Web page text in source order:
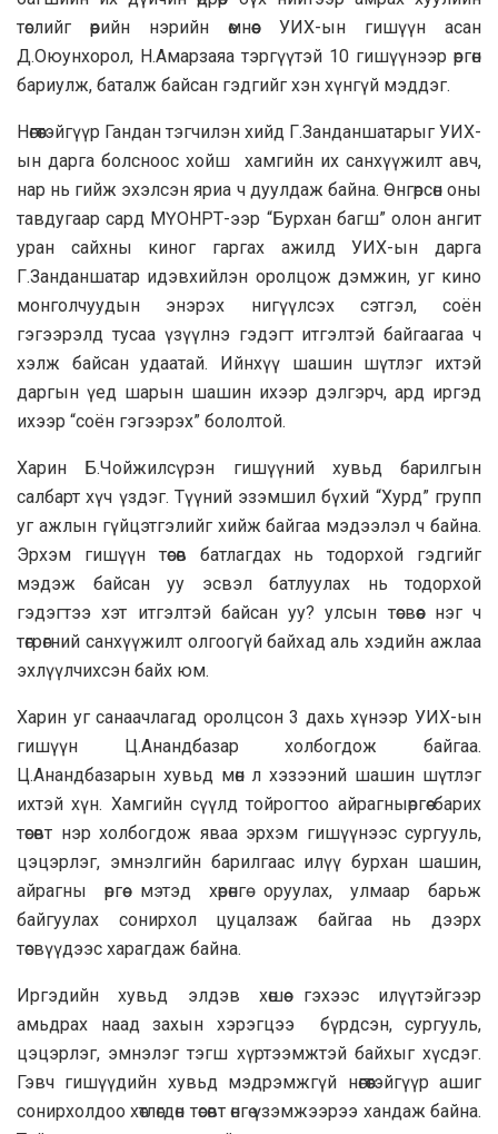
төслийг өөрийн нэрийн өмнөөс УИХ-ын гишүүн асан
Д.Оюунхорол, Н.Амарзаяа тэргүүтэй 10 гишүүнээр өргөн
бариулж, баталж байсан гэдгийг хэн хүнгүй мэддэг.
Нөгөөтэйгүүр Гандан тэгчилэн хийд Г.Занданшатарыг УИХ-
ын дарга болсноос хойш хамгийн их санхүүжилт авч,
нар нь гийж эхэлсэн яриа ч дуулдаж байна. Өнгөрсөн оны
тавдугаар сард МҮОНРТ-ээр “Бурхан багш” олон ангит
уран сайхны киног гаргах ажилд УИХ-ын дарга
Г.Занданшатар идэвхийлэн оролцож дэмжин, уг кино
монголчуудын энэрэх нигүүлсэх сэтгэл, соён
гэгээрэлд тусаа үзүүлнэ гэдэгт итгэлтэй байгаагаа ч
хэлж байсан удаатай. Ийнхүү шашин шүтлэг ихтэй
даргын үед шарын шашин ихээр дэлгэрч, ард иргэд
ихээр “соён гэгээрэх” бололтой.
Харин Б.Чойжилсүрэн гишүүний хувьд барилгын
салбарт хүч үздэг. Түүний эзэмшил бүхий “Хурд” групп
уг ажлын гүйцэтгэлийг хийж байгаа мэдээлэл ч байна.
Эрхэм гишүүн төсөв батлагдах нь тодорхой гэдгийг
мэдэж байсан уу эсвэл батлуулах нь тодорхой
гэдэгтээ хэт итгэлтэй байсан уу? улсын төсвөөс нэг ч
төгрөгний санхүүжилт олгоогүй байхад аль хэдийн ажлаа
эхлүүлчихсэн байх юм.
Харин уг санаачлагад оролцсон 3 дахь хүнээр УИХ-ын
гишүүн Ц.Анандбазар холбогдож байгаа.
Ц.Анандбазарын хувьд мөн л хэзээний шашин шүтлэг
ихтэй хүн. Хамгийн сүүлд тойрогтоо айрагныөргөө барих
төсөвт нэр холбогдож яваа эрхэм гишүүнээс сургууль,
цэцэрлэг, эмнэлгийн барилгаас илүү бурхан шашин,
айрагны өргөө мэтэд хөрөнгө оруулах, улмаар барьж
байгуулах сонирхол цуцалзаж байгаа нь дээрх
төсвүүдээс харагдаж байна.
Иргэдийн хувьд элдэв хөшөө гэхээс илүүтэйгээр
амьдрах наад захын хэрэгцээ бүрдсэн, сургууль,
цэцэрлэг, эмнэлэг тэгш хүртээмжтэй байхыг хүсдэг.
Гэвч гишүүдийн хувьд мэдрэмжгүй нөгөөтэйгүүр ашиг
сонирхолдоо хөтлөгдөн төсөвт өнгө үзэмжээрээ хандаж байна.